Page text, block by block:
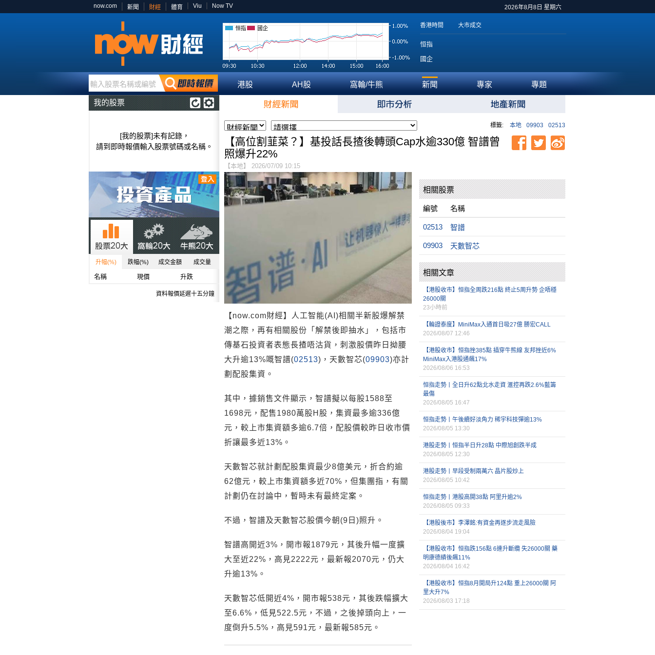
2026年8月8日 星期六
now.com 新聞 財經 體育 Viu Now TV
恒指 國企 香港時間 大市成交
恒指
國企
輸入股票名稱或編號 港股 AH股 窩輪/牛熊 新聞 專家 專題
我的股票
[我的股票]未有記錄，
請到即時報價輸入股票號碼或名稱。
升幅(%) 跌幅(%) 成交金額 成交量
名稱 現價 升跌
資料報價延遲十五分鐘
標籤: 本地 09903 02513
【高位割韮菜？】基投話長揸後轉頭Cap水逾330億 智譜曾
照爆升22%
【本地】 2026/07/09 10:15
【now.com財經】人工智能(AI)相關半新股爆解禁
潮之際，再有相關股份「解禁後即抽水」，包括市
傳基石投資者表態長揸唔沽貨，刺激股價昨日拗腰
大升逾13%嘅智譜(02513)，天數智芯(09903)亦計
劃配股集資。
其中，據銷售文件顯示，智譜擬以每股1588至
1698元，配售1980萬股H股，集資最多逾336億
元，較上市集資額多逾6.7倍，配股價較昨日收市價
折讓最多近13%。
天數智芯就計劃配股集資最少8億美元，折合約逾
62億元，較上市集資額多近70%，但集團指，有關
計劃仍在討論中，暫時未有最終定案。
不過，智譜及天數智芯股價今朝(9日)照升。
智譜高開近3%，開市報1879元，其後升幅一度擴
大至近22%，高見2222元，最新報2070元，仍大
升逾13%。
天數智芯低開近4%，開市報538元，其後跌幅擴大
至6.6%，低見522.5元，不過，之後掉頭向上，一
度倒升5.5%，高見591元，最新報585元。
相關股票
編號 名稱
02513 智譜
09903 天數智芯
相關文章
【港股收市】恒指全周跌216點 終止5周升勢 企唔穩
26000關
23小時前
【輪證泰度】MiniMax入通首日吸27億 勝宏CALL
2026/08/07 12:46
【港股收市】恒指挫385點 插穿牛熊線 友邦挫近6%
MiniMax入港股通飆17%
2026/08/06 16:53
恒指走勢丨全日升62點北水走資 滙控再跌2.6%藍籌
最傷
2026/08/05 16:47
恒指走勢丨午後續好淡角力 稀宇科技彈逾13%
2026/08/05 13:30
港股走勢丨恒指半日升28點 中際旭創跌半成
2026/08/05 12:30
港股走勢丨早段受制兩萬六 晶片股炒上
2026/08/05 10:42
恒指走勢丨港股高開38點 阿里升逾2%
2026/08/05 09:33
【港股後市】李澤銘:有資金再逐步流走風險
2026/08/04 19:04
【港股收市】恒指跌156點 6連升斷纜 失26000關 藥
明康德績後飆11%
2026/08/04 16:42
【港股收市】恒指8月開局升124點 重上26000關 阿
里大升7%
2026/08/03 17:18